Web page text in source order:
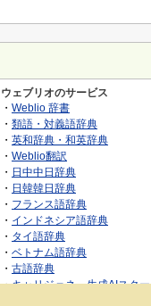
ウェブリオのサービス
・ Weblio 辞書
・ 類語・対義語辞典
・ 英和辞典・和英辞典
・ Weblio翻訳
・ 日中中日辞典
・ 日韓韓日辞典
・ フランス語辞典
・ インドネシア語辞典
・ タイ語辞典
・ ベトナム語辞典
・ 古語辞典
・キャリジェネ～生成AIスクー